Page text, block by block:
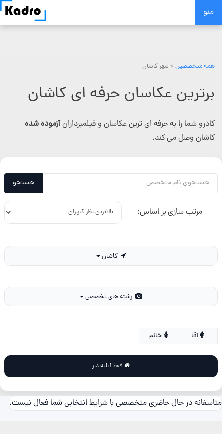
Skip
منو
همه متخصصین > شهر کاشان
برترین عکاسان حرفه ای کاشان
کادرو شما را به حرفه ای ترین عکاسان و فیلمبردارانآزموده شده
کاشان وصل می کند.
جستجو
مرتب سازی بر اساس:
خانم
متاسفانه در حال حاضری متخصصی با شرایط انتخابی شما فعال نیست.